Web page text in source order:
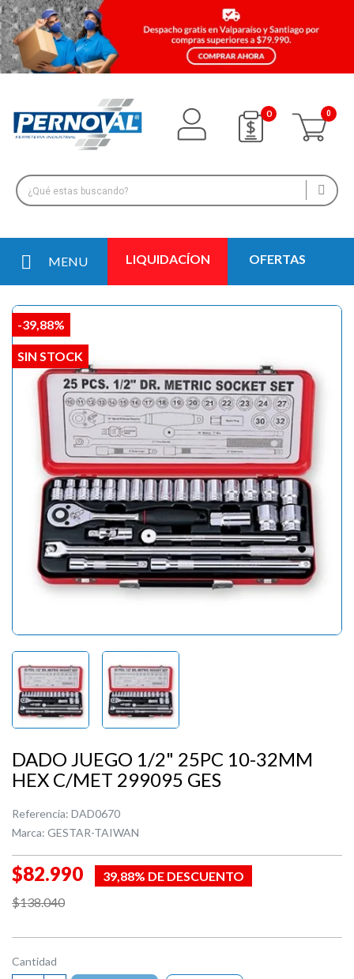
0
MENU LIQUIDACÍON OFERTAS
-39,88%
SIN STOCK
DADO JUEGO 1/2" 25PC 10-32MM
HEX C/MET 299095 GES
Referencia: DAD0670
Marca: GESTAR-TAIWAN
$82.990
39,88% DE DESCUENTO
$138.040
Cantidad